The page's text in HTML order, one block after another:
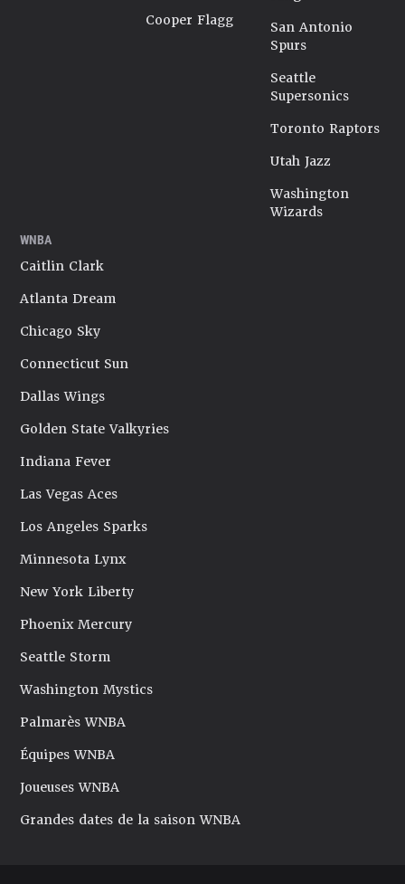
Cooper Flagg
San Antonio
Spurs
Seattle
Supersonics
Toronto Raptors
Utah Jazz
Washington
Wizards
WNBA
Caitlin Clark
Atlanta Dream
Chicago Sky
Connecticut Sun
Dallas Wings
Golden State Valkyries
Indiana Fever
Las Vegas Aces
Los Angeles Sparks
Minnesota Lynx
New York Liberty
Phoenix Mercury
Seattle Storm
Washington Mystics
Palmarès WNBA
Équipes WNBA
Joueuses WNBA
Grandes dates de la saison WNBA